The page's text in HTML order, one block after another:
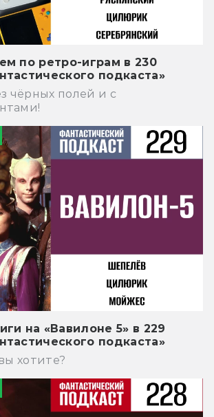
по ретро-играм в 230
подкаста»
чёрных полей и с
на «Вавилоне 5» в 229
подкаста»
хотите?